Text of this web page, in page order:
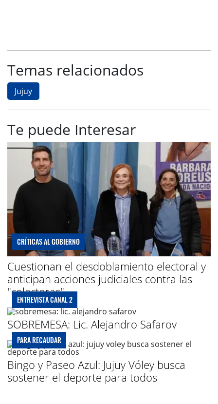
Temas relacionados
Jujuy
Te puede Interesar
CRÍTICAS AL GOBIERNO
Cuestionan el desdoblamiento electoral y
anticipan acciones judiciales contra las
"colectoras"
ENTREVISTA CANAL 2
SOBREMESA: Lic. Alejandro Safarov
PARA RECAUDAR
Bingo y Paseo Azul: Jujuy Vóley busca
sostener el deporte para todos